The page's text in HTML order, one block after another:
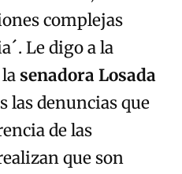
complejas
Le digo a la
senadora Losada
las denuncias que
de las
que son